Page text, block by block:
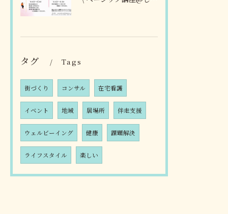
タグ Tags
街づくり コンサル 在宅看護
イベント 地域 居場所 伴走支援
ウェルビーイング 健康 課題解決
ライフスタイル 楽しい